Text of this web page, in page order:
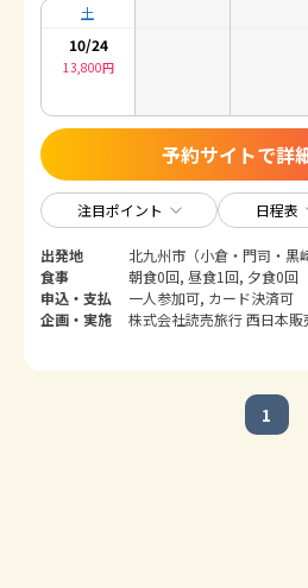
土
10/24
13,800円
予約サイトで詳
注目ポイント 日程表
出発地
北九州市（小倉・門司・黒
食事
朝食0回, 昼食1回, 夕食0回
申込・支払
一人参加可, カード決済可
企画・実施
株式会社読売旅行 西日本販
1